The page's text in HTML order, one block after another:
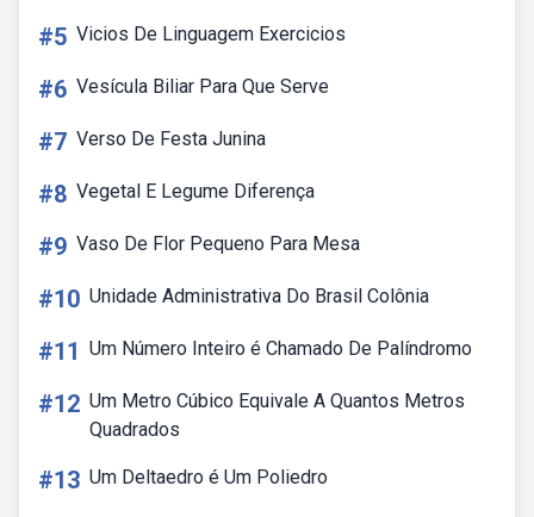
#5 Vicios De Linguagem Exercicios
#6 Vesícula Biliar Para Que Serve
#7 Verso De Festa Junina
#8 Vegetal E Legume Diferença
#9 Vaso De Flor Pequeno Para Mesa
#10 Unidade Administrativa Do Brasil Colônia
#11 Um Número Inteiro é Chamado De Palíndromo
#12 Um Metro Cúbico Equivale A Quantos Metros
Quadrados
#13 Um Deltaedro é Um Poliedro